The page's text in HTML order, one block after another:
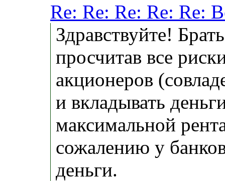
Re: Re: Re: Re: Re:
Здравствуйте!
просчитав все
акционеров
и вкладывать
максимальной
сожалению у
деньги.